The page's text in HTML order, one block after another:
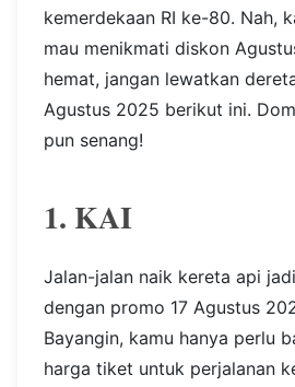
kemerdekaan RI ke-80. Nah,
mau menikmati diskon
hemat, jangan lewatkan
Agustus 2025 berikut ini.
pun senang!
1. KAI
Jalan-jalan naik kereta api
dengan promo 17 Agustus
Bayangin, kamu hanya perlu
harga tiket untuk perjalanan